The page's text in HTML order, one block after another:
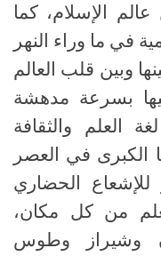
الإسلام، كما
في ما وراء النهر
وبين قلب العالم
بسرعة مدهشة
العلم والثقافة
الكبرى في العصر
للإشعاع الحضاري
من كل مكان،
وشيراز وطوس